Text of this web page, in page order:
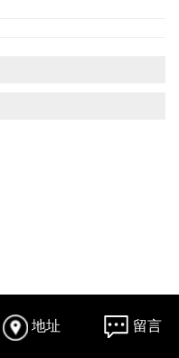
地址 留言